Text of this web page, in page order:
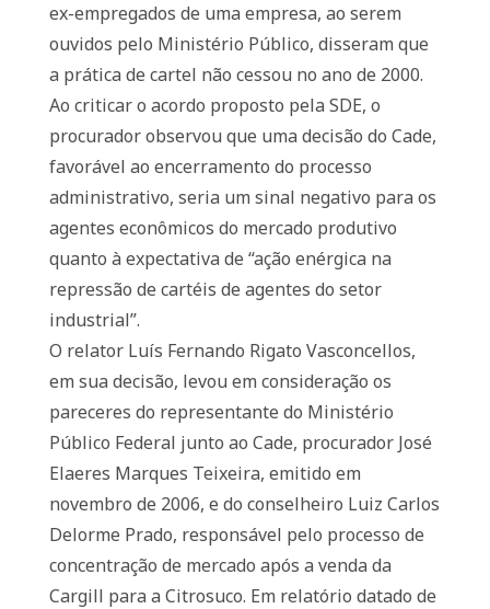
ex-empregados de uma empresa, ao serem
ouvidos pelo Ministério Público, disseram que
a prática de cartel não cessou no ano de 2000.
Ao criticar o acordo proposto pela SDE, o
procurador observou que uma decisão do Cade,
favorável ao encerramento do processo
administrativo, seria um sinal negativo para os
agentes econômicos do mercado produtivo
quanto à expectativa de “ação enérgica na
repressão de cartéis de agentes do setor
industrial”.
O relator Luís Fernando Rigato Vasconcellos,
em sua decisão, levou em consideração os
pareceres do representante do Ministério
Público Federal junto ao Cade, procurador José
Elaeres Marques Teixeira, emitido em
novembro de 2006, e do conselheiro Luiz Carlos
Delorme Prado, responsável pelo processo de
concentração de mercado após a venda da
Cargill para a Citrosuco. Em relatório datado de